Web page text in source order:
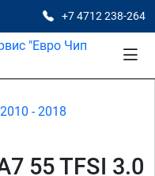
+7 4712 238-264
- 2018
55 TFSI 3.0